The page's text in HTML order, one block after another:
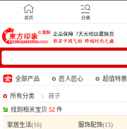
全部产品 匠人匠心 超值特惠
所有分类
孩子
找到相关宝贝 52 件
家居生活(16) 服饰配饰(15)